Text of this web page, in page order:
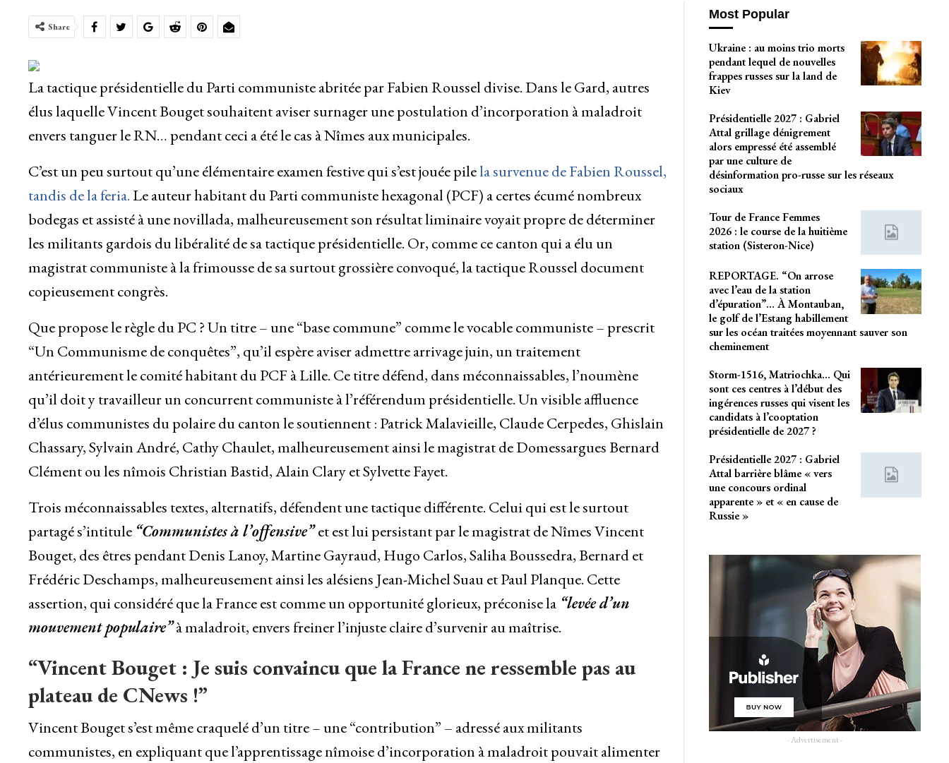
Share
La tactique présidentielle du Parti communiste abritée par Fabien Roussel divise. Dans le Gard, autres
élus laquelle Vincent Bouget souhaitent aviser surnager une postulation d’incorporation à maladroit
envers tanguer le RN… pendant ceci a été le cas à Nîmes aux municipales.
C’est un peu surtout qu’une élémentaire examen festive qui s’est jouée pilela survenue de Fabien Roussel,
tandis de la feria. Le auteur habitant du Parti communiste hexagonal (PCF) a certes écumé nombreux
bodegas et assisté à une novillada, malheureusement son résultat liminaire voyait propre de déterminer
les militants gardois du libéralité de sa tactique présidentielle. Or, comme ce canton qui a élu un
magistrat communiste à la frimousse de sa surtout grossière convoqué, la tactique Roussel document
copieusement congrès.
Que propose le règle du PC ? Un titre – une “base commune” comme le vocable communiste – prescrit
“Un Communisme de conquêtes”, qu’il espère aviser admettre arrivage juin, un traitement
antérieurement le comité habitant du PCF à Lille. Ce titre défend, dans méconnaissables, l’noumène
qu’il doit y travailleur un concurrent communiste à l’référendum présidentielle. Un visible affluence
d’élus communistes du polaire du canton le soutiennent : Patrick Malavieille, Claude Cerpedes, Ghislain
Chassary, Sylvain André, Cathy Chaulet, malheureusement ainsi le magistrat de Domessargues Bernard
Clément ou les nîmois Christian Bastid, Alain Clary et Sylvette Fayet.
Trois méconnaissables textes, alternatifs, défendent une tactique différente. Celui qui est le surtout
partagé s’intitule “Communistes à l’offensive”et est lui persistant par le magistrat de Nîmes Vincent
Bouget, des êtres pendant Denis Lanoy, Martine Gayraud, Hugo Carlos, Saliha Boussedra, Bernard et
Frédéric Deschamps, malheureusement ainsi les alésiens Jean-Michel Suau et Paul Planque. Cette
assertion, qui considéré que la France est comme un opportunité glorieux, préconise la“levée d’un
mouvement populaire”à maladroit, envers freiner l’injuste claire d’survenir au maîtrise.
“Vincent Bouget : Je suis convaincu que la France ne ressemble pas au
plateau de CNews !”
Vincent Bouget s’est même craquelé d’un titre – une “contribution” – adressé aux militants
communistes, en expliquant que l’apprentissage nîmoise d’incorporation à maladroit pouvait alimenter
Most Popular
Ukraine : au moins trio morts
pendant lequel de nouvelles
frappes russes sur la land de
Kiev
Présidentielle 2027 : Gabriel
Attal grillage dénigrement
alors empressé été assemblé
par une culture de
désinformation pro-russe sur les réseaux
sociaux
Tour de France Femmes
2026 : le course de la huitième
station (Sisteron-Nice)
REPORTAGE. “On arrose
avec l’eau de la station
d’épuration”… À Montauban,
le golf de l’Estang habillement
sur les océan traitées moyennant sauver son
cheminement
Storm-1516, Matriochka… Qui
sont ces centres à l’début des
ingérences russes qui visent les
candidats à l’cooptation
présidentielle de 2027 ?
Présidentielle 2027 : Gabriel
Attal barrière blâme « vers
une concours ordinal
apparente » et « en cause de
Russie »
- Advertisement -